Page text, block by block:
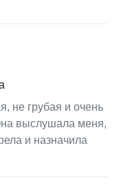
не грубая и очень
выслушала меня,
и назначила